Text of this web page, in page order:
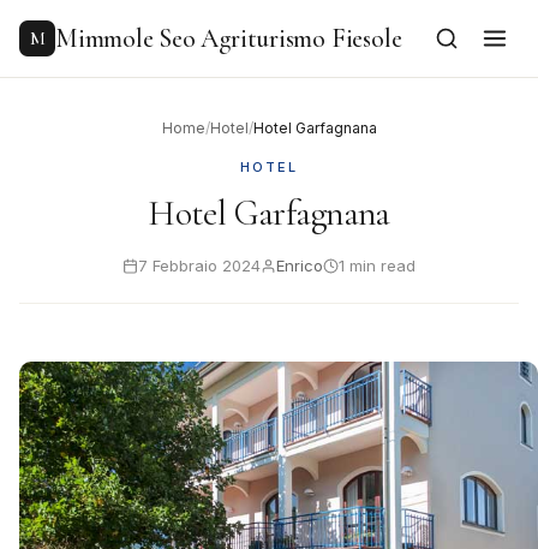
content
M Mimmole Seo Agriturismo Fiesole
Home/Hotel/Hotel Garfagnana
HOTEL
Hotel Garfagnana
7 Febbraio 2024 Enrico 1 min read